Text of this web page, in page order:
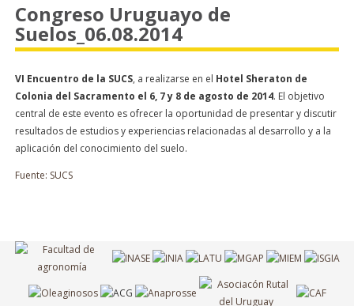
Congreso Uruguayo de
Suelos_06.08.2014
VI Encuentro de la SUCS, a realizarse en el Hotel Sheraton de
Colonia del Sacramento el 6, 7 y 8 de agosto de 2014. El objetivo
central de este evento es ofrecer la oportunidad de presentar y discutir
resultados de estudios y experiencias relacionadas al desarrollo y a la
aplicación del conocimiento del suelo.
Fuente: SUCS